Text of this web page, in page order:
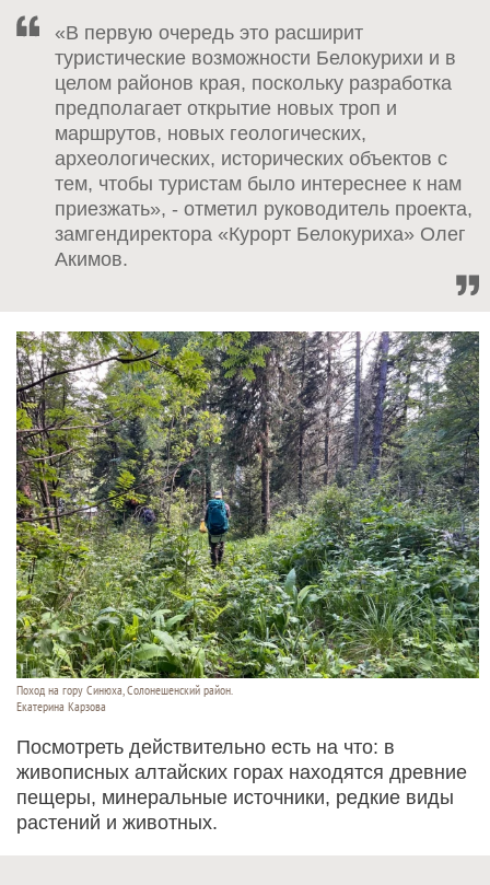
«В первую очередь это расширит
туристические возможности Белокурихи и в
целом районов края, поскольку разработка
предполагает открытие новых троп и
маршрутов, новых геологических,
археологических, исторических объектов с
тем, чтобы туристам было интереснее к нам
приезжать», - отметил руководитель проекта,
замгендиректора «Курорт Белокуриха» Олег
Акимов.
Поход на гору Синюха, Солонешенский район.
Екатерина Карзова
Посмотреть действительно есть на что: в
живописных алтайских горах находятся древние
пещеры, минеральные источники, редкие виды
растений и животных.